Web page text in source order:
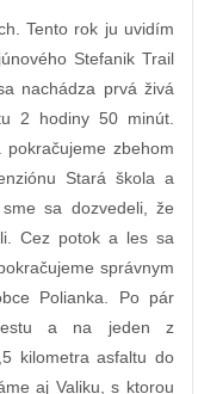
Tento rok ju uvidím
Stefanik Trail
nachádza prvá živá
2 hodiny 50 minút.
zbehom
Stará škola a
sa dozvedeli, že
Cez potok a les sa
správnym
Polianka. Po pár
a na jeden z
kilometra asfaltu do
aj Valiku, s ktorou